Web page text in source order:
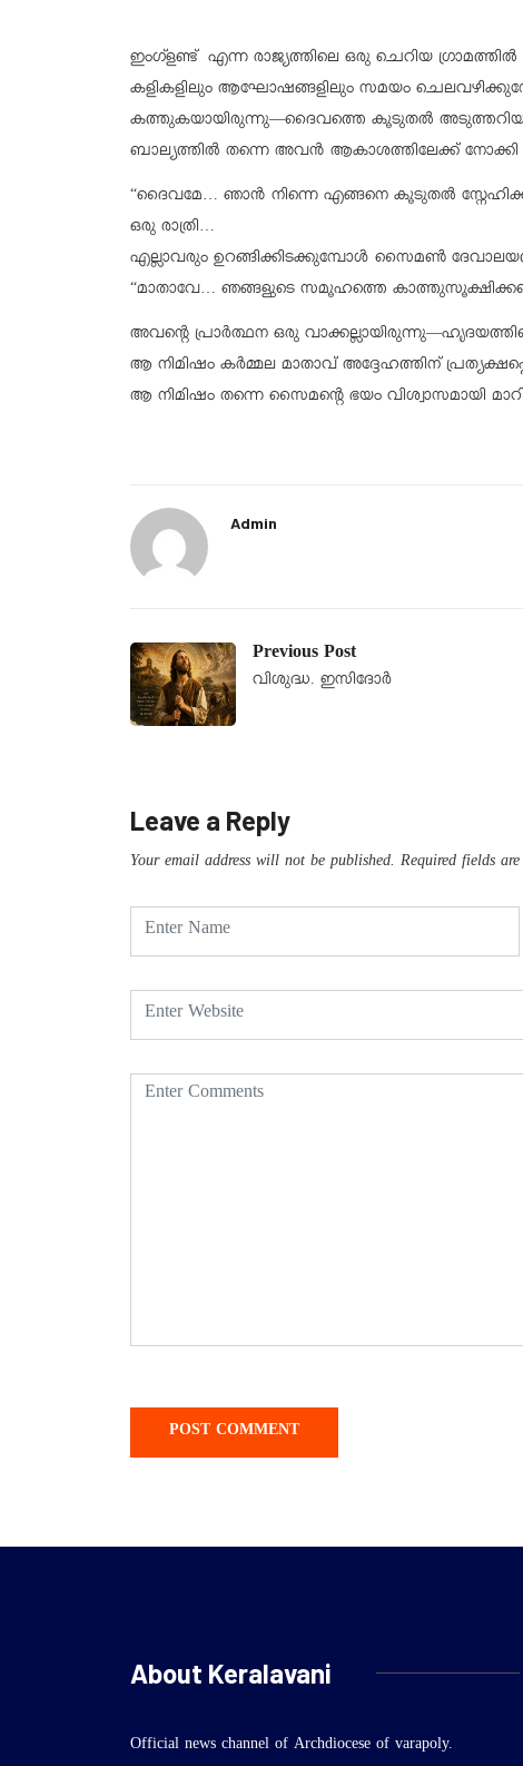
ഇംഗ്‌ളണ്ട് എന്ന രാജ്യത്തിലെ ഒരു ചെറിയ
കളികളിലും ആഘോഷങ്ങളിലും സമയം
കത്തുകയായിരുന്നു—ദൈവത്തെ കൂടുതൽ
ബാല്യത്തിൽ തന്നെ അവൻ ആകാശത്തിലേക്ക് നോക്കി
“ദൈവമേ… ഞാൻ നിന്നെ എങ്ങനെ കൂടുതൽ
ഒരു രാത്രി…
എല്ലാവരും ഉറങ്ങിക്കിടക്കുമ്പോൾ സൈമൺ
“മാതാവേ… ഞങ്ങളുടെ സമൂഹത്തെ
അവന്റെ പ്രാർത്ഥന ഒരു
ആ നിമിഷം കർമ്മല മാതാവ് അദ്ദേഹത്തിന്
ആ നിമിഷം തന്നെ സൈമന്റെ ഭയം വിശ്വാസമായി
Admin
Previous Post
വിശുദ്ധ. ഇസിദോർ
Leave a Reply
Your email address will not be published. Required fields
About Keralavani
Official news channel of Archdiocese of varapoly.